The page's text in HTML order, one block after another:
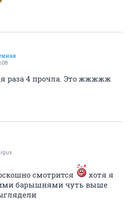
раза 4 прочла. Это жжжжж
смотрится
хотя я
барышнями чуть выше